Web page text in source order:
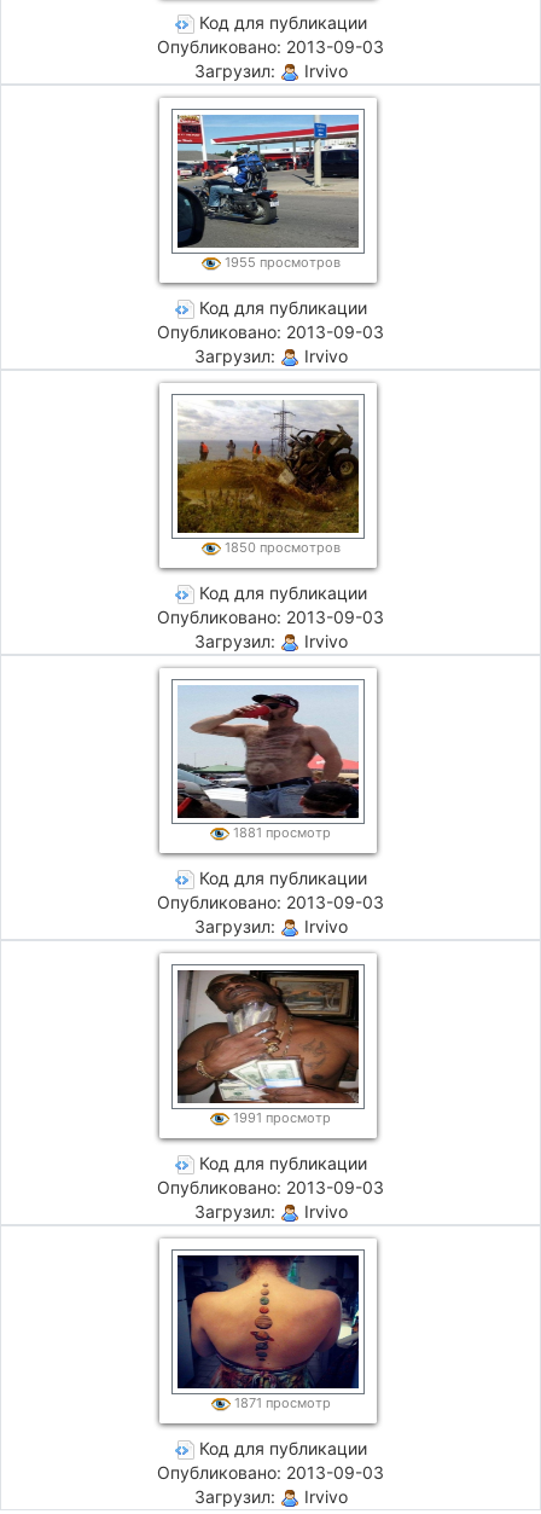
Код для публикации
Опубликовано: 2013-09-03
Загрузил:
Irvivo
1955 просмотров
Код для публикации
Опубликовано: 2013-09-03
Загрузил:
Irvivo
1850 просмотров
Код для публикации
Опубликовано: 2013-09-03
Загрузил:
Irvivo
1881 просмотр
Код для публикации
Опубликовано: 2013-09-03
Загрузил:
Irvivo
1991 просмотр
Код для публикации
Опубликовано: 2013-09-03
Загрузил:
Irvivo
1871 просмотр
Код для публикации
Опубликовано: 2013-09-03
Загрузил:
Irvivo